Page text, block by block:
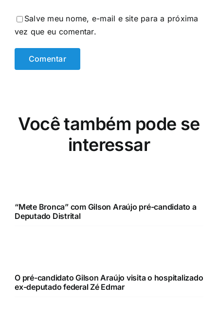
Salve meu nome, e-mail e site para a próxima
vez que eu comentar.
Você também pode se
interessar
“Mete Bronca” com Gilson Araújo pré-candidato a
Deputado Distrital
O pré-candidato Gilson Araújo visita o hospitalizado
ex-deputado federal Zé Edmar